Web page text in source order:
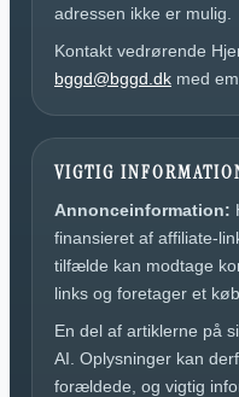
adressen ikke er mulig.
Kontakt vedrørende
bggd@bggd.dk med
VIGTIG
Annonceinformation:
finansieret af affiliate-
tilfælde kan modtage
links og foretager et køb.
En del af artiklerne på
AI. Oplysninger kan
forældede, og vigtig